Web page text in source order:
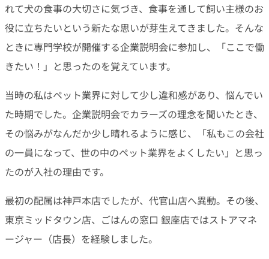
れて犬の食事の大切さに気づき、食事を通して飼い主様のお
役に立ちたいという新たな思いが芽生えてきました。そんな
ときに専門学校が開催する企業説明会に参加し、「ここで働
きたい！」と思ったのを覚えています。
当時の私はペット業界に対して少し違和感があり、悩んでい
た時期でした。企業説明会でカラーズの理念を聞いたとき、
その悩みがなんだか少し晴れるように感じ、「私もこの会社
の一員になって、世の中のペット業界をよくしたい」と思っ
たのが入社の理由です。
最初の配属は神戸本店でしたが、代官山店へ異動。その後、
東京ミッドタウン店、ごはんの窓口 銀座店ではストアマネ
ージャー（店長）を経験しました。